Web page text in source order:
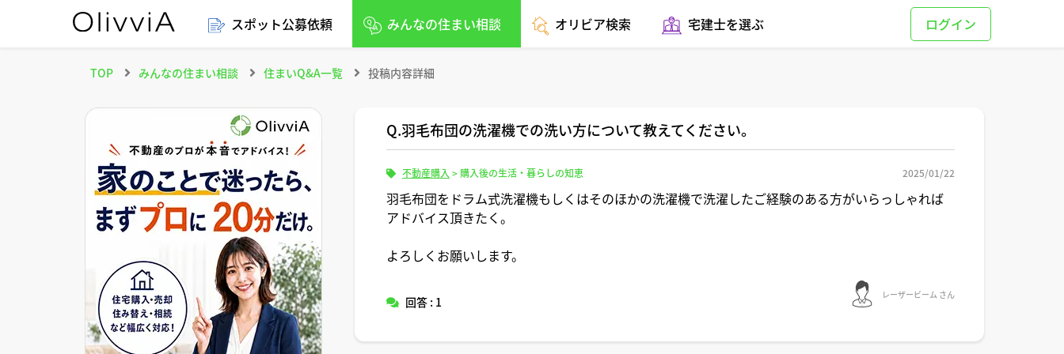
スポット公募依頼 みんなの住まい相談 オリビア検索 宅建士を選ぶ
TOP みんなの住まい相談 住まいQ&A一覧 投稿内容詳細
Q.羽毛布団の洗濯機での洗い方について教えてください。
不動産購入 > 購入後の生活・暮らしの知恵 2025/01/22
羽毛布団をドラム式洗濯機もしくはそのほかの洗濯機で洗濯したご経験のある方がいらっしゃれば
アドバイス頂きたく。
よろしくお願いします。
回答 : 1 レーザービーム さん